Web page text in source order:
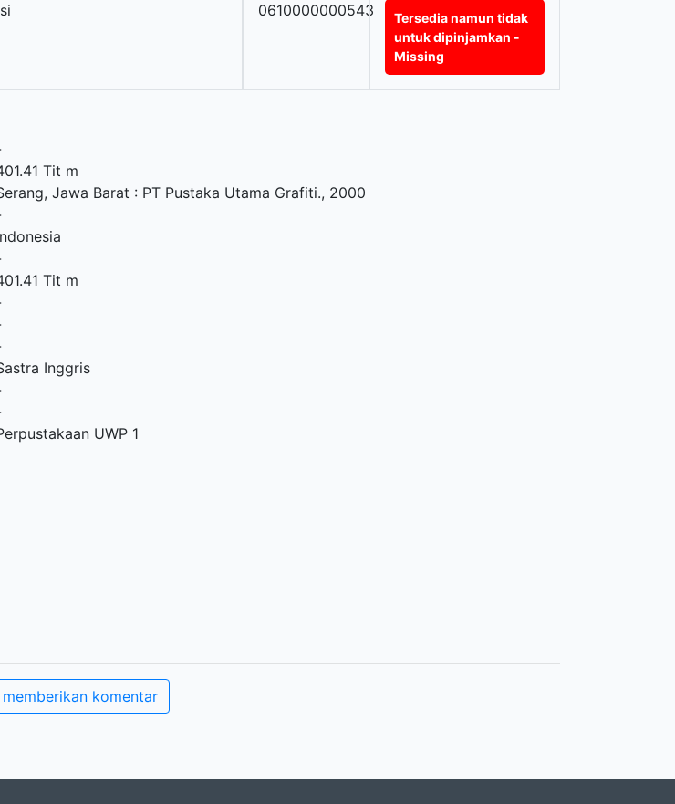
0610000000543
Tersedia namun tidak
untuk dipinjamkan -
Missing
Tit m
Jawa Barat : PT Pustaka Utama Grafiti., 2000
Tit m
Inggris
UWP 1
komentar